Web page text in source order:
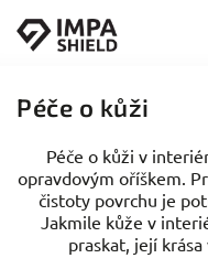
Péče o kůži
Péče o kůži v
opravdovým oříškem.
čistoty povrchu je
Jakmile kůže v
praskat, její